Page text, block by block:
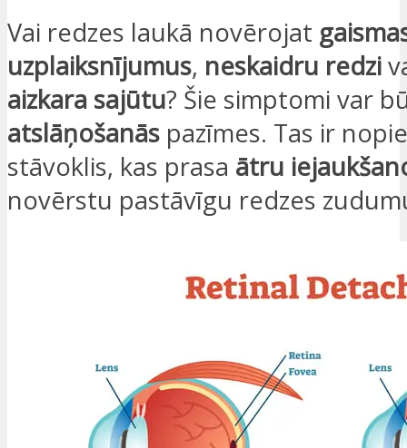
Vai redzes laukā novērojat
uzplaiksnījumus, neskaidru redzi
aizkara sajūtu? Šie simptomi var
atslāņošanās pazīmes. Tas ir
stāvoklis, kas prasa ātru
novērstu pastāvīgu redzes